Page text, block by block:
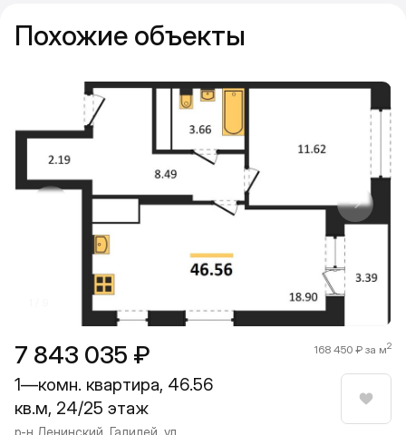
Похожие объекты
7 843 035 ₽ 168 450 ₽ за м2
1—комн. квартира, 46.56
кв.м, 24/25 этаж
р-н Ленинский, Галилей, ул.
Прокрутить влево